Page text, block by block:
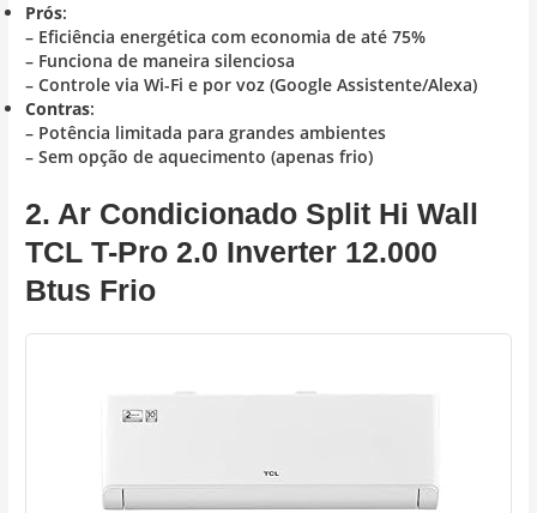
Prós:
– Eficiência energética com economia de até 75%
– Funciona de maneira silenciosa
– Controle via Wi-Fi e por voz (Google Assistente/Alexa)
Contras:
– Potência limitada para grandes ambientes
– Sem opção de aquecimento (apenas frio)
2. Ar Condicionado Split Hi Wall
TCL T-Pro 2.0 Inverter 12.000
Btus Frio